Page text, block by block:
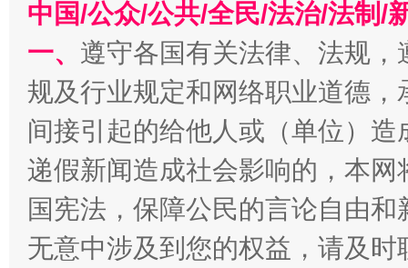
千年窑火 生生不息 一
揭开“小金库”的免责幌子
中国/公众/公共/全民/法治/法制/
一、 遵守各国有关法律、法规
规及行业规定和网络职业道德
间接引起的给他人或（单位）
递假新闻造成社会影响的，本
国宪法，保障公民的言论自由
无意中涉及到您的权益，请及